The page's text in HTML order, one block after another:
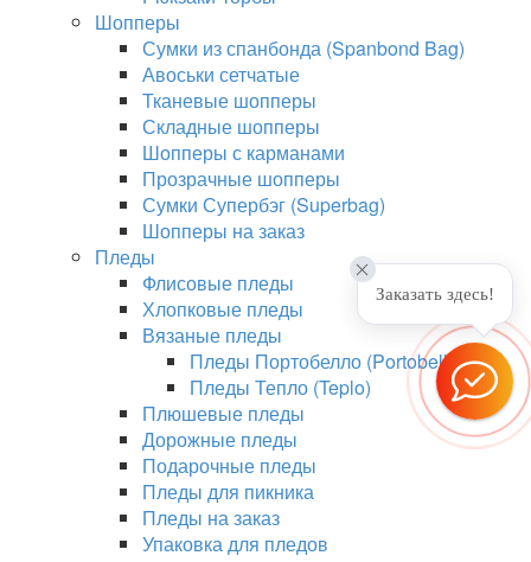
Шопперы
Сумки из спанбонда (Spanbond Bag)
Авоськи сетчатые
Тканевые шопперы
Складные шопперы
Шопперы с карманами
Прозрачные шопперы
Сумки Супербэг (Superbag)
Шопперы на заказ
Пледы
Флисовые пледы
Хлопковые пледы
Вязаные пледы
Пледы Портобелло (Portobello)
Пледы Тепло (Teplo)
Плюшевые пледы
Дорожные пледы
Подарочные пледы
Пледы для пикника
Пледы на заказ
Упаковка для пледов
Заказать здесь!